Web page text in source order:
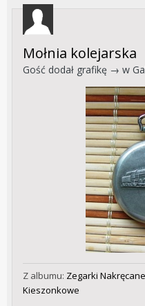
Mołnia kolejarska
Gość dodał grafikę → w
Z albumu: Zegarki
Kieszonkowe